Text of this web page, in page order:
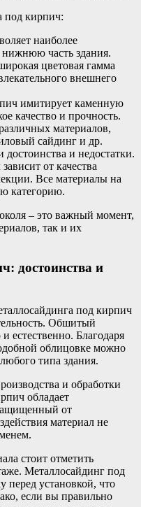
под кирпич:
наиболее
нижнюю часть здания.
цветовая гамма
внешнего
имитирует каменную
качество и прочность.
материалов,
сайдинг и др.
и недостатки.
от качества
Все материалы на
категорию.
– это важный момент,
так и их
достоинства и
под кирпич
Обшитый
естественно. Благодаря
облицовке можно
типа здания.
и обработки
обладает
от
материал не
стоит отметить
Металлосайдинг под
перед установкой, что
если вы правильно